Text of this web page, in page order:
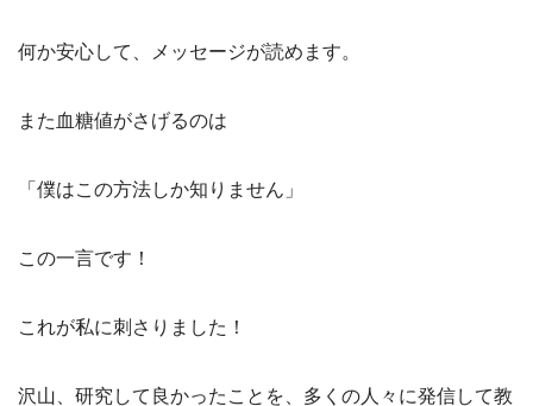
何か安心して、メッセージが読めます。
また血糖値がさげるのは
「僕はこの方法しか知りません」
この一言です！
これが私に刺さりました！
沢山、研究して良かったことを、多くの人々に発信して教